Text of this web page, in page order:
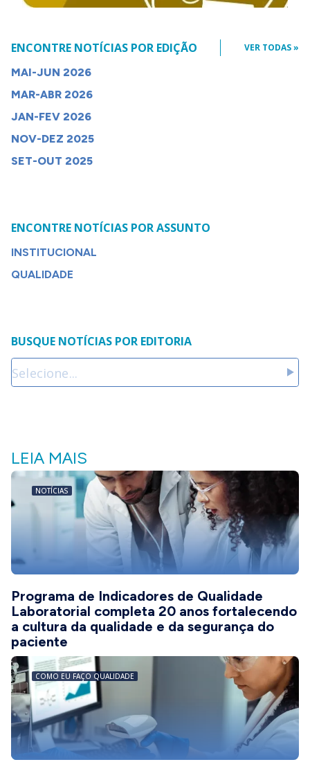
ENCONTRE NOTÍCIAS POR EDIÇÃO VER TODAS »
MAI-JUN 2026
MAR-ABR 2026
JAN-FEV 2026
NOV-DEZ 2025
SET-OUT 2025
ENCONTRE NOTÍCIAS POR ASSUNTO
INSTITUCIONAL
QUALIDADE
BUSQUE NOTÍCIAS POR EDITORIA
LEIA MAIS
NOTÍCIAS
Programa de Indicadores de Qualidade
Laboratorial completa 20 anos fortalecendo
a cultura da qualidade e da segurança do
paciente
COMO EU FAÇO QUALIDADE